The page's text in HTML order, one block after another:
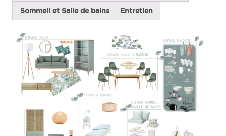
Sommeil et Salle de bains Entretien